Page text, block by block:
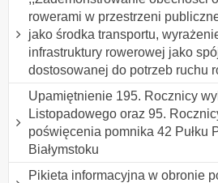
rowerami w przestrzeni
jako środka transportu,
infrastruktury rowerowej jako
dostosowanej do potrzeb ruchu
Upamiętnienie 195. Rocznicy
Listopadowego oraz 95.
poświęcenia pomnika 42 Pułku
Białymstoku
Pikieta informacyjna w obronie